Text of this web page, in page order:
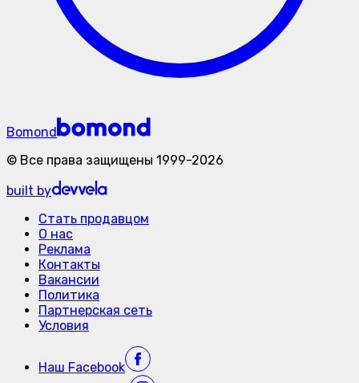
Bomond
© Все права защищены 1999-2026
built by
Стать продавцом
О нас
Реклама
Контакты
Вакансии
Политика
Партнерская сеть
Условия
Наш Facebook